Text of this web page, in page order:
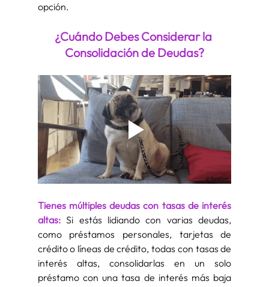
opción.
¿Cuándo Debes Considerar la
Consolidación de Deudas?
Tienes múltiples deudas con tasas de interés
altas: Si estás lidiando con varias deudas,
como préstamos personales, tarjetas de
crédito o líneas de crédito, todas con tasas de
interés altas, consolidarlas en un solo
préstamo con una tasa de interés más baja